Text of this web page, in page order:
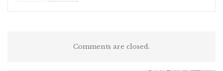
Comments are closed.